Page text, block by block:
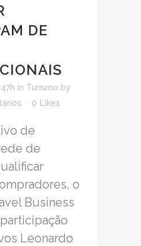
DE
in Turismo by
0 Likes
de
de
o
Business
Leonardo